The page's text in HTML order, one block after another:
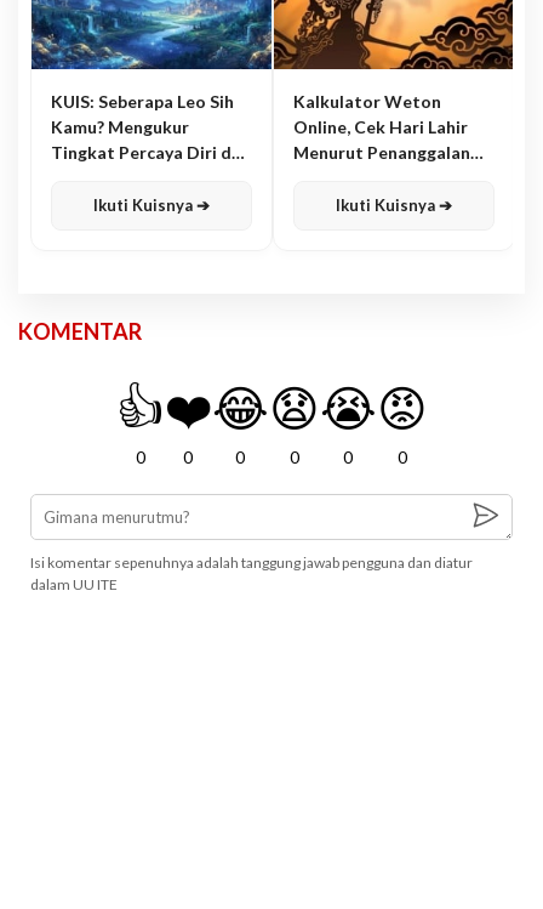
KUIS: Seberapa Leo Sih
Kamu? Mengukur
Tingkat Percaya Diri dan
Ikuti Kuisnya ➔
Kalkulator Weton
Online, Cek Hari Lahir
Menurut Penanggalan
Ikuti Kuisnya ➔
KOMENTAR
👍
0
❤️
0
😂
0
😧
0
😭
0
😡
0
Isi komentar sepenuhnya adalah tanggung jawab pengguna dan diatur
dalam UU ITE